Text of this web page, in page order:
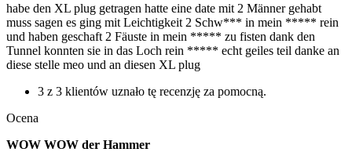
habe den XL plug getragen hatte eine date mit 2 Männer gehabt
muss sagen es ging mit Leichtigkeit 2 Schw*** in mein ***** rein
und haben geschaft 2 Fäuste in mein ***** zu fisten dank den
Tunnel konnten sie in das Loch rein ***** echt geiles teil danke an
diese stelle meo und an diesen XL plug
3 z 3 klientów uznało tę recenzję za pomocną.
Ocena
WOW WOW der Hammer